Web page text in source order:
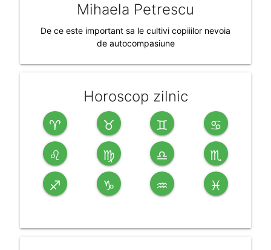
Mihaela Petrescu
De ce este important sa le cultivi copiiilor nevoia
de autocompasiune
Horoscop zilnic
♈ ♉ ♊ ♋
♌ ♍ ♎ ♏
♐ ♑ ♒ ♓